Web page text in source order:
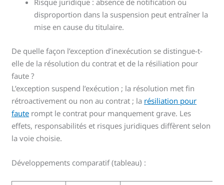
Risque juridique : absence de notification ou
disproportion dans la suspension peut entraîner la
mise en cause du titulaire.
De quelle façon l’exception d’inexécution se distingue-t-
elle de la résolution du contrat et de la résiliation pour
faute ?
L’exception suspend l’exécution ; la résolution met fin
rétroactivement ou non au contrat ; la résiliation pour
faute rompt le contrat pour manquement grave. Les
effets, responsabilités et risques juridiques diffèrent selon
la voie choisie.
Développements comparatif (tableau) :